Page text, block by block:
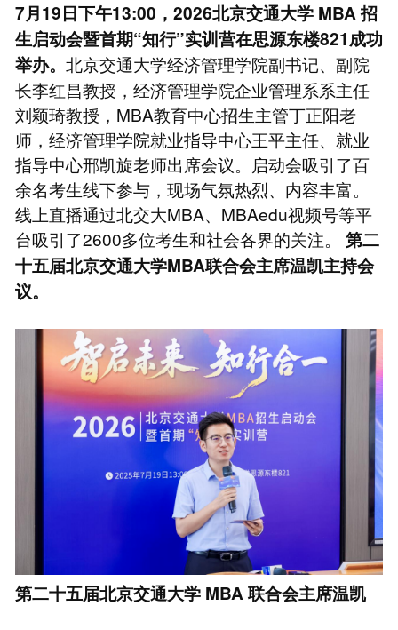
7月19日下午13:00，2026北京交通大学 MBA招
生启动会暨首期“知行”实训营在思源东楼821成功
举办。 北京交通大学经济管理学院副书记、副院
长李红昌教授，经济管理学院企业管理系系主任
刘颖琦教授，MBA教育中心招生主管丁正阳老
师，经济管理学院就业指导中心王平主任、就业
指导中心邢凯旋老师出席会议。启动会吸引了百
余名考生线下参与，现场气氛热烈、内容丰富。
线上直播通过北交大MBA、MBAedu视频号等平
台吸引了2600多位考生和社会各界的关注。 第二
十五届北京交通大学MBA联合会主席温凯主持会
议。
第二十五届北京交通大学 MBA联合会主席温凯